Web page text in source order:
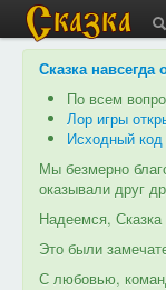
Сказка навсегда
По всем
Лор игры
Исходный код
Мы безмерно
оказывали друг
Надеемся,
Это были
С любовью,